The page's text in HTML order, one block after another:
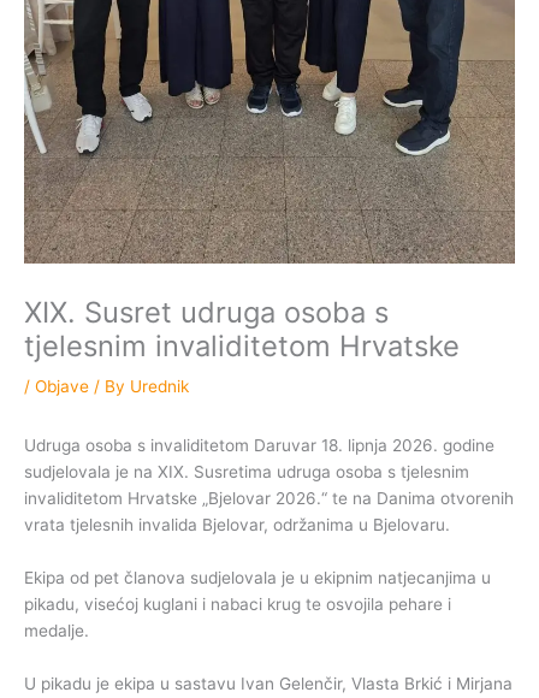
XIX. Susret udruga osoba s
tjelesnim invaliditetom Hrvatske
/ Objave / By Urednik
Udruga osoba s invaliditetom Daruvar 18. lipnja 2026. godine
sudjelovala je na XIX. Susretima udruga osoba s tjelesnim
invaliditetom Hrvatske „Bjelovar 2026.“ te na Danima otvorenih
vrata tjelesnih invalida Bjelovar, održanima u Bjelovaru.
Ekipa od pet članova sudjelovala je u ekipnim natjecanjima u
pikadu, visećoj kuglani i nabaci krug te osvojila pehare i
medalje.
U pikadu je ekipa u sastavu Ivan Gelenčir, Vlasta Brkić i Mirjana